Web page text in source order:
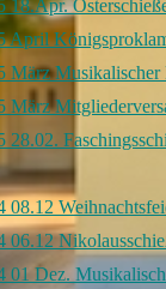
18.Apr.
April
März Musikalischer
März
28.02.
08.12
06.12
01 Dez.